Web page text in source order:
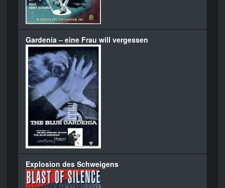
Gardenia – eine Frau will vergessen
Explosion des Schweigens